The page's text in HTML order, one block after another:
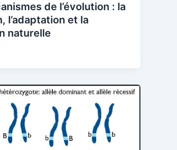
de l’évolution : la
l’adaptation et la
naturelle